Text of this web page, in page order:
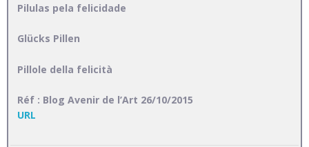
Pilulas pela felicidade
Glücks Pillen
Pillole della felicità
Réf : Blog Avenir de l’Art 26/10/2015
URL